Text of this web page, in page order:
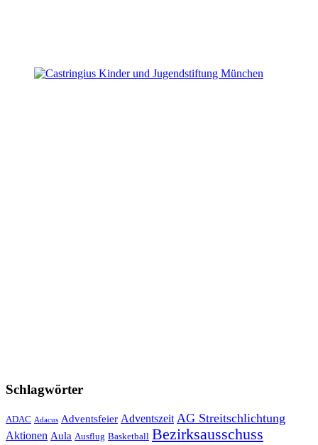
Schlagwörter
ADAC Adacus Adventsfeier Adventszeit AG Streitschlichtung
Aktionen Aula Ausflug Basketball Bezirksausschuss